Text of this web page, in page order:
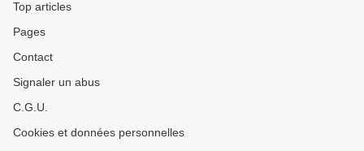
Top articles
Pages
Contact
Signaler un abus
C.G.U.
Cookies et données personnelles